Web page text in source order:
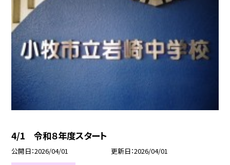
4/1 令和８年度スタート
公開日 2026/04/01 更新日 2026/04/01